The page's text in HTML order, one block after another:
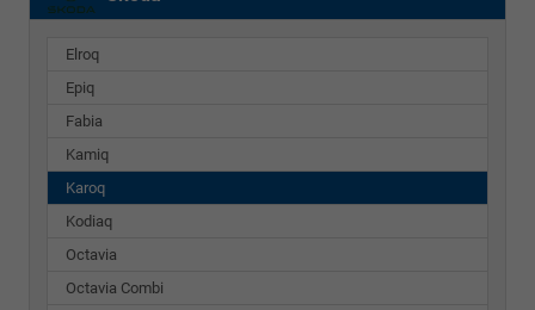
Elroq
Epiq
Fabia
Kamiq
Karoq
Kodiaq
Octavia
Octavia Combi